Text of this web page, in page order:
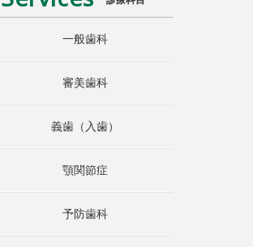
一般歯科
審美歯科
義歯（入歯）
顎関節症
予防歯科